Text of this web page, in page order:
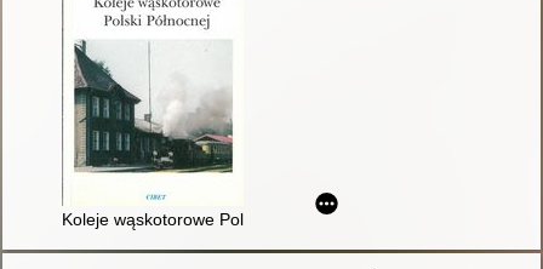
Koleje wąskotorowe Polski Północnej